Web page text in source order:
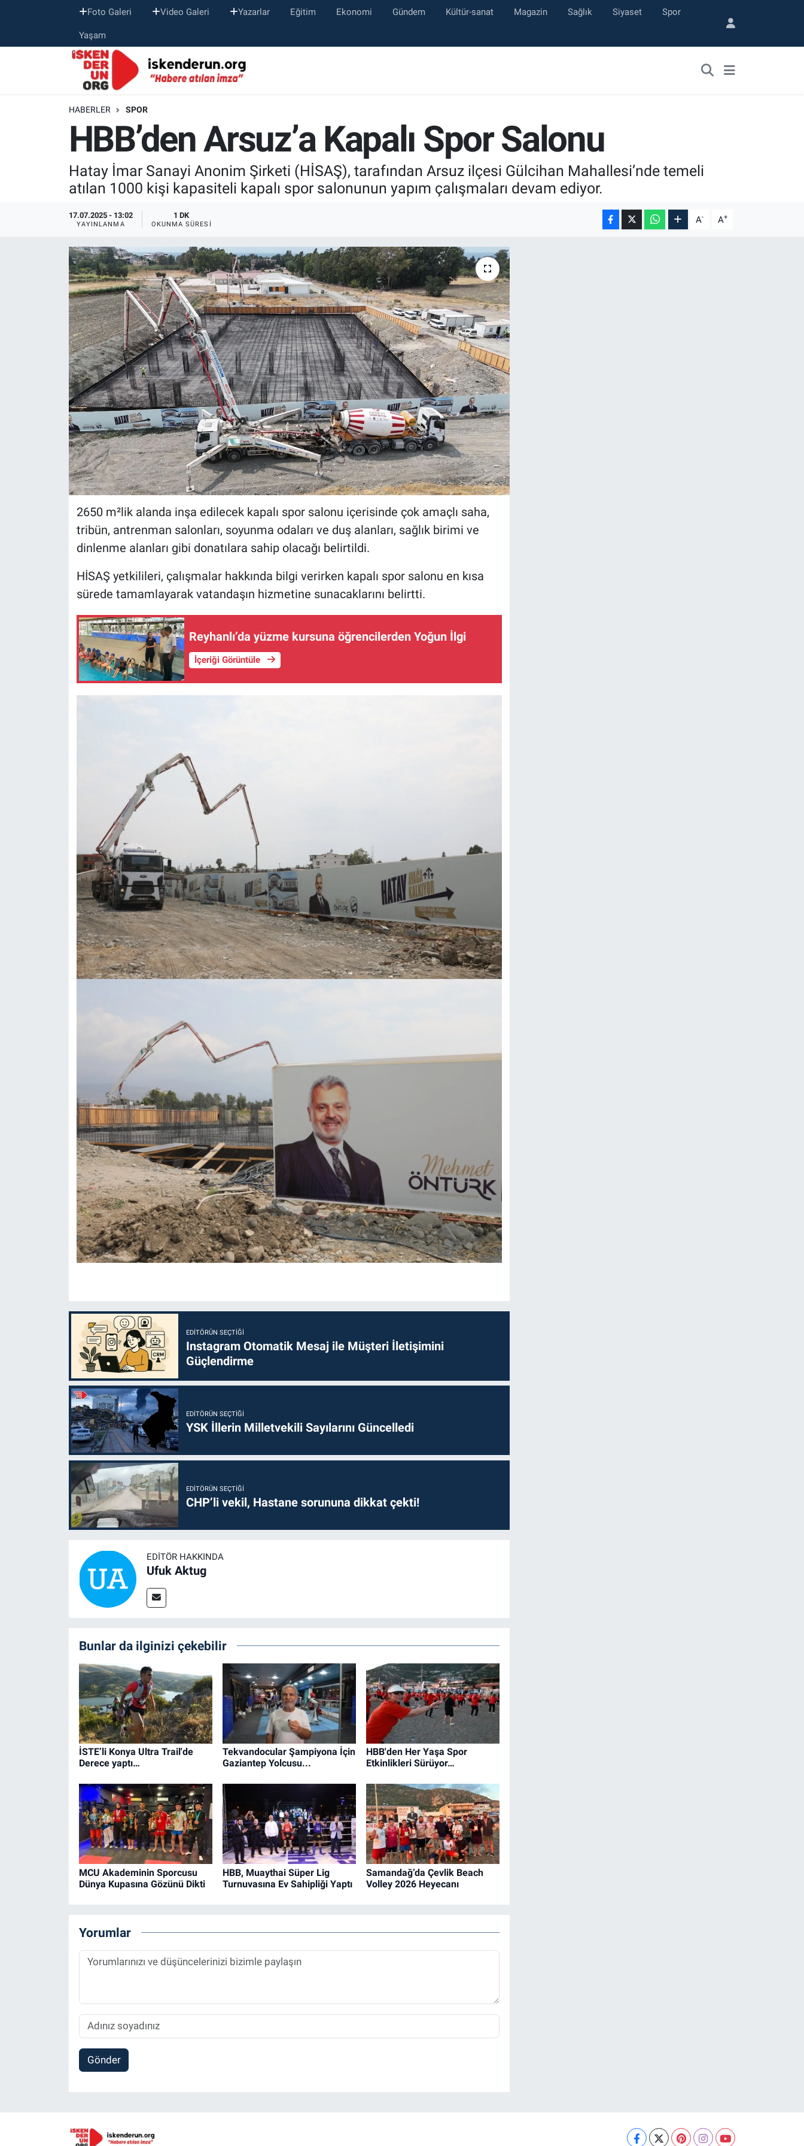
Foto Galeri Video Galeri Yazarlar Eğitim Ekonomi Gündem Kültür-sanat Magazin Sağlık Siyaset Spor
Yaşam
HABERLER SPOR
HBB’den Arsuz’a Kapalı Spor Salonu
Hatay İmar Sanayi Anonim Şirketi (HİSAŞ), tarafından Arsuz ilçesi Gülcihan Mahallesi’nde temeli
atılan 1000 kişi kapasiteli kapalı spor salonunun yapım çalışmaları devam ediyor.
17.07.2025 - 13:02
YAYINLANMA
1 DK
OKUNMA SÜRESI A- A+
2650 m²lik alanda inşa edilecek kapalı spor salonu içerisinde çok amaçlı saha,
tribün, antrenman salonları, soyunma odaları ve duş alanları, sağlık birimi ve
dinlenme alanları gibi donatılara sahip olacağı belirtildi.
HİSAŞ yetkilileri, çalışmalar hakkında bilgi verirken kapalı spor salonu en kısa
sürede tamamlayarak vatandaşın hizmetine sunacaklarını belirtti.
Reyhanlı’da yüzme kursuna öğrencilerden Yoğun İlgi
İçeriği Görüntüle
EDITÖRÜN SEÇTIĞI
Instagram Otomatik Mesaj ile Müşteri İletişimini
Güçlendirme
EDITÖRÜN SEÇTIĞI
YSK İllerin Milletvekili Sayılarını Güncelledi
EDITÖRÜN SEÇTIĞI
CHP’li vekil, Hastane sorununa dikkat çekti!
EDITÖR HAKKINDA
Ufuk Aktug
Bunlar da ilginizi çekebilir
İSTE’li Konya Ultra Trail'de
Derece yaptı…
Tekvandocular Şampiyona İçin
Gaziantep Yolcusu...
HBB'den Her Yaşa Spor
Etkinlikleri Sürüyor…
MCU Akademinin Sporcusu
Dünya Kupasına Gözünü Dikti
HBB, Muaythai Süper Lig
Turnuvasına Ev Sahipliği Yaptı
Samandağ’da Çevlik Beach
Volley 2026 Heyecanı
Yorumlar
Gönder